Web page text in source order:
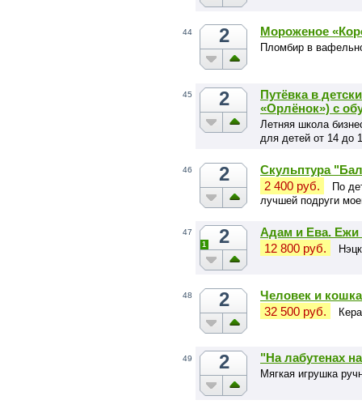
44 2 Мороженое
Пломбир в
45 2
Путёвка в
«Орлёнок») с
Летняя школа
для детей от 14 до
46 2
Скульптура
2 400 руб.
По
лучшей подруги
47 2
1
Адам и Ева. Ежи
12 800 руб.
48 2
Человек и кошка
32 500 руб.
49 2 "На лабутенах
Мягкая игрушка